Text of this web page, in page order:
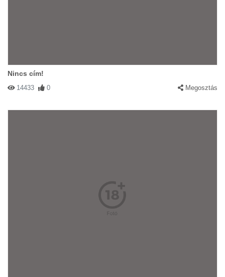
Nincs cím!
14433 0 Megosztás